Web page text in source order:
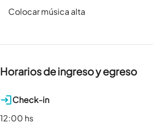
Colocar música alta
Horarios de ingreso y egreso
Check-in
12:00 hs